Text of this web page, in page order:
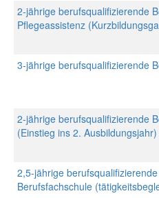
2-jährige berufsqualifizierende
Pflegeassistenz
3-jährige berufsqualifizierende
2-jährige berufsqualifizierende
(Einstieg ins 2. Ausbildungsjahr)
2,5-jährige berufsqualifizierende
Berufsfachschule